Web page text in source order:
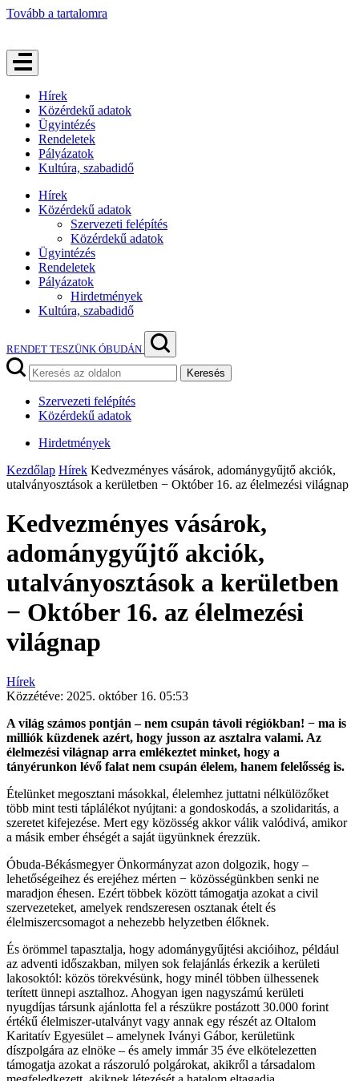
Tovább a tartalomra
Hírek
Közérdekű adatok
Ügyintézés
Rendeletek
Pályázatok
Kultúra, szabadidő
Hírek
Közérdekű adatok
Szervezeti felépítés
Közérdekű adatok
Ügyintézés
Rendeletek
Pályázatok
Hirdetmények
Kultúra, szabadidő
RENDET TESZÜNK ÓBUDÁN
Keresés
Szervezeti felépítés
Közérdekű adatok
Hirdetmények
Kezdőlap Hírek Kedvezményes vásárok, adománygyűjtő akciók,
utalványosztások a kerületben − Október 16. az élelmezési világnap
Kedvezményes vásárok,
adománygyűjtő akciók,
utalványosztások a kerületben
− Október 16. az élelmezési
világnap
Hírek
Közzétéve: 2025. október 16. 05:53
A világ számos pontján – nem csupán távoli régiókban! − ma is
milliók küzdenek azért, hogy jusson az asztalra valami. Az
élelmezési világnap arra emlékeztet minket, hogy a
tányérunkon lévő falat nem csupán élelem, hanem felelősség is.
Ételünket megosztani másokkal, élelemhez juttatni nélkülözőket
több mint testi táplálékot nyújtani: a gondoskodás, a szolidaritás, a
szeretet kifejezése. Mert egy közösség akkor válik valódivá, amikor
a másik ember éhségét a saját ügyünknek érezzük.
Óbuda-Békásmegyer Önkormányzat azon dolgozik, hogy –
lehetőségeihez és erejéhez mérten − közösségünkben senki ne
maradjon éhesen. Ezért többek között támogatja azokat a civil
szervezeteket, amelyek rendszeresen osztanak ételt és
élelmiszercsomagot a nehezebb helyzetben élőknek.
És örömmel tapasztalja, hogy adománygyűjtési akcióihoz, például
az adventi időszakban, milyen sok felajánlás érkezik a kerületi
lakosoktól: közös törekvésünk, hogy minél többen ülhessenek
terített ünnepi asztalhoz. Ahogyan igen nagyszámú kerületi
nyugdíjas társunk ajánlotta fel a részükre postázott 30.000 forint
értékű élelmiszer-utalványt vagy annak egy részét az Oltalom
Karitatív Egyesület – amelynek Iványi Gábor, kerületünk
díszpolgára az elnöke – és amely immár 35 éve elkötelezetten
támogatja azokat a rászoruló polgárokat, akikről a társadalom